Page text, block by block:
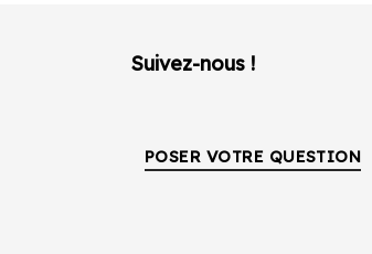
Suivez-nous !
POSER VOTRE QUESTION